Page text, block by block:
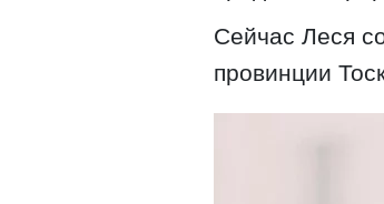
Сейчас Леся
провинции